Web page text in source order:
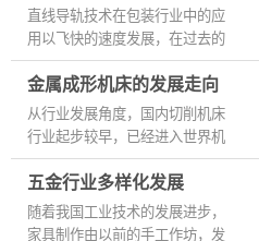
使用寿命，当机器停机时，...
直线导轨技术在包装行业中的应
用以飞快的速度发展，在过去的
5年中从9.5%增加到了17.4%，
几乎翻了一番。几乎出现在了所
有的包装功能领域，尤其是在传
动...
金属成形机床的发展走向
从行业发展角度，国内切削机床
行业起步较早，已经进入世界机
床产值前十大企业。成形机床相
比切削机床起步较晚，行业规模
和重点公司的收入规模都远...
五金行业多样化发展
随着我国工业技术的发展进步，
家具制作由以前的手工作坊，发